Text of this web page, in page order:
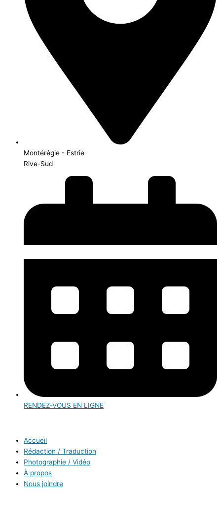
Montérégie - Estrie
Rive-Sud
RENDEZ-VOUS EN LIGNE
Accueil
Rédaction / Traduction
Photographie / Vidéo
À propos
Nous joindre